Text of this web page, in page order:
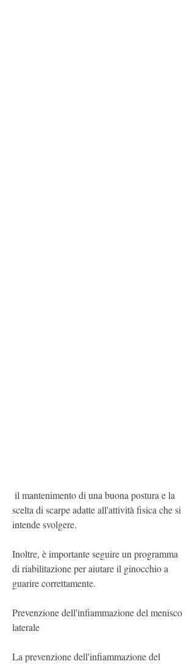
scelta di scarpe adatte all'attività fisica che si
intende svolgere.
Inoltre, è importante seguire un programma
di riabilitazione per aiutare il ginocchio a
guarire correttamente.
Prevenzione dell'infiammazione del menisco
laterale
La prevenzione dell'infiammazione del